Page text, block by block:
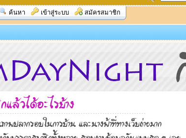
ค้นหา เข้าสู่ระบบ สมัครสมาชิก